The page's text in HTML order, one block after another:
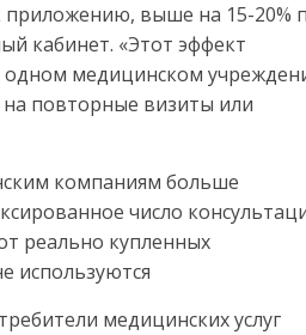
выше на 15-20%
кабинет. «Этот эффект
одном медицинском
повторные визиты или
компаниям больше
число
реально купленных
используются
медицинских услуг